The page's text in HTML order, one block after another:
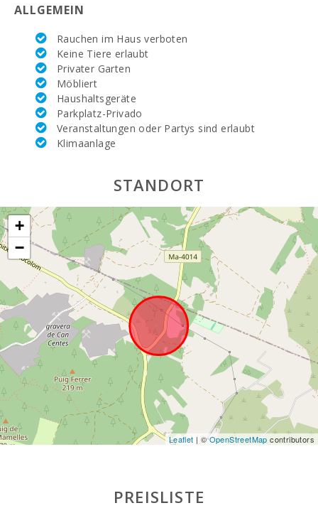
MERCADONA
(km):
Supermarkt
EROSKY (km):
Supermarkt SPAR
(km):
(km):
JUNGLE PARC
MALLORCA (km):
Kathmandu-Park
(km):
Vergnügungspark
- Palma
Aquarium (km):
Marineland
Mallorca (km):
Strand Son Baulo
Strand von Can
ALLGEMEIN
Rauchen im Haus verboten
Keine Tiere erlaubt
Privater Garten
Möbliert
Haushaltsgeräte
Parkplatz-Privado
Veranstaltungen oder Partys sind erlaubt
Klimaanlage
STANDORT
+
−
Leaflet | ©OpenStreetMap contributors
PREISLISTE